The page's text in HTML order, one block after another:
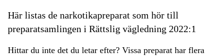
Här listas de narkotikapreparat som hör till
preparatsamlingen i Rättslig vägledning 2022:1
Hittar du inte det du letar efter? Vissa preparat har flera